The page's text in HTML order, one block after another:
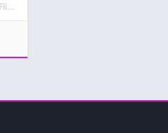
Thetis Games and Flight Simulators